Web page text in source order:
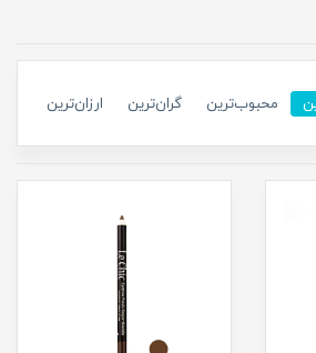
محبوب‌ترین گران‌ترین ارزان‌ترین